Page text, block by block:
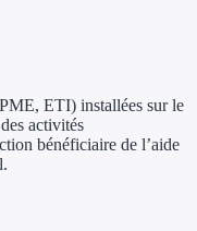
Simulateur d'éligibilité
ETI) installées sur le
activités
bénéficiaire de l’aide